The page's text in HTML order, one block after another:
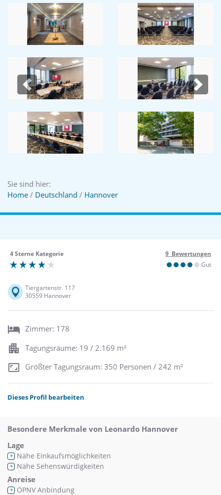
Previous Next
Sie sind hier:
Home / Deutschland / Hannover
4 Sterne Kategorie
9 Bewertungen
Gut
Tiergartenstr. 117
30559 Hannover
Zimmer: 178
Tagungsräume: 19 / 2.169 m²
Größter Tagungsraum: 350 Personen / 242 m²
Dieses Profil bearbeiten
Besondere Merkmale von Leonardo Hannover
Lage
+ Nähe Einkaufsmöglichkeiten
+ Nähe Sehenswürdigkeiten
Anreise
+ ÖPNV Anbindung